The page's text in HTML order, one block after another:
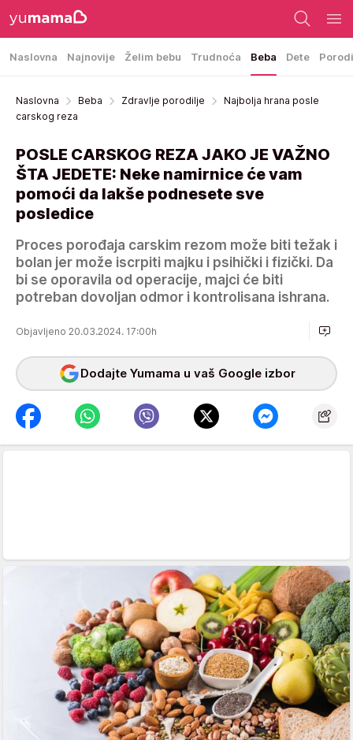
Naslovna Najnovije Želim bebu Trudnoća Beba Dete
Naslovna Beba Zdravlje porodilje
Najbolja hrana posle
carskog reza
POSLE CARSKOG REZA JAKO JE VAŽNO
ŠTA JEDETE: Neke namirnice će vam
pomoći da lakše podnesete sve
posledice
Proces porođaja carskim rezom može biti težak i
bolan jer može iscrpiti majku i psihički i fizički. Da
bi se oporavila od operacije, majci će biti
potreban dovoljan odmor i kontrolisana ishrana.
Objavljeno 20.03.2024. 17:00h
Dodajte Yumama u vaš Google izbor